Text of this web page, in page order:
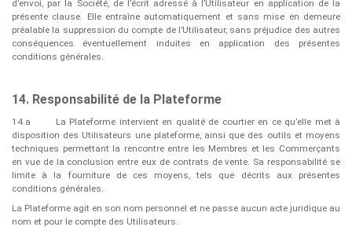
d’envoi, par la Société, de l’écrit adressé à l’Utilisateur en application de la
présente clause. Elle entraîne automatiquement et sans mise en demeure
préalable la suppression du compte de l’Utilisateur, sans préjudice des autres
conséquences éventuellement induites en application des présentes
conditions générales.
14. Responsabilité de la Plateforme
14.a
La Plateforme intervient en qualité de courtier en ce qu’elle met à
disposition des Utilisateurs une plateforme, ainsi que des outils et moyens
techniques permettant la rencontre entre les Membres et les Commerçants
en vue de la conclusion entre eux de contrats de vente. Sa responsabilité se
limite à la fourniture de ces moyens, tels que décrits aux présentes
conditions générales.
La Plateforme agit en son nom personnel et ne passe aucun acte juridique au
nom et pour le compte des Utilisateurs.